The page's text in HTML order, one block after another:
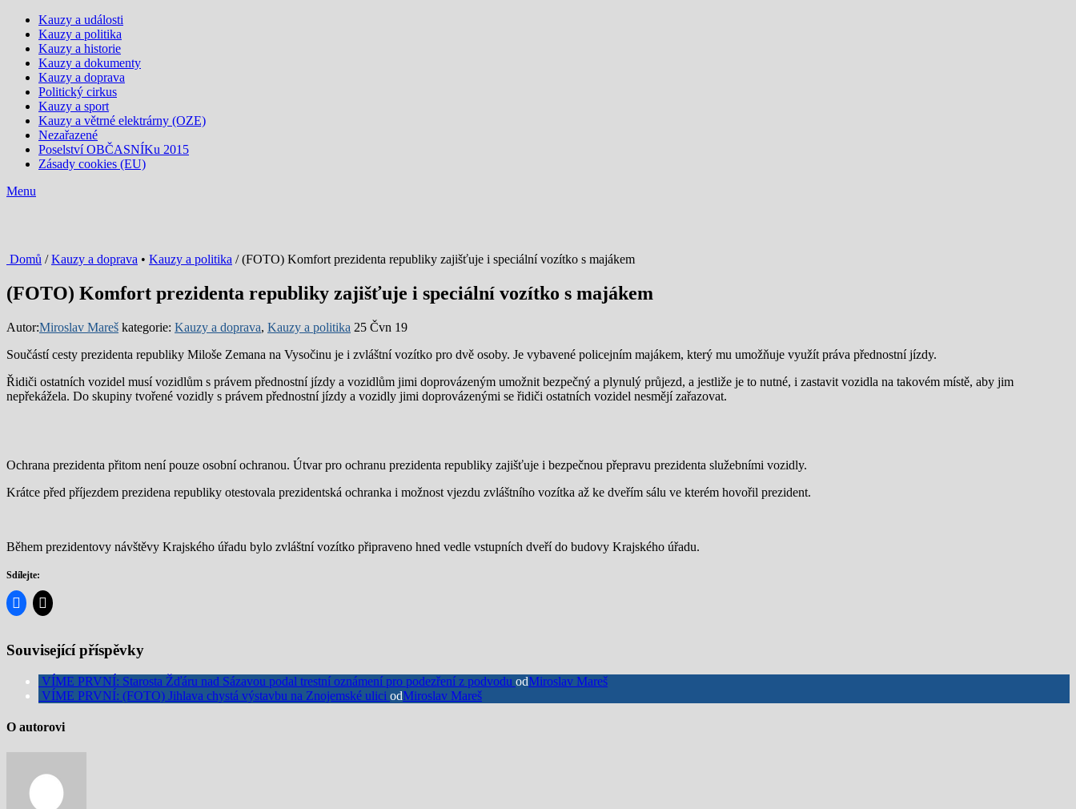
Kauzy a události
Kauzy a politika
Kauzy a historie
Kauzy a dokumenty
Kauzy a doprava
Politický cirkus
Kauzy a sport
Kauzy a větrné elektrárny (OZE)
Nezařazené
Poselství OBČASNÍKu 2015
Zásady cookies (EU)
Menu
Domů /Kauzy a doprava • Kauzy a politika / (FOTO) Komfort prezidenta republiky zajišťuje i speciální vozítko s majákem
(FOTO) Komfort prezidenta republiky zajišťuje i speciální vozítko s majákem
Autor:Miroslav Mareš kategorie: Kauzy a doprava, Kauzy a politika 25 Čvn 19
Součástí cesty prezidenta republiky Miloše Zemana na Vysočinu je i zvláštní vozítko pro dvě osoby. Je vybavené policejním majákem, který mu umožňuje využít práva přednostní jízdy.
Řidiči ostatních vozidel musí vozidlům s právem přednostní jízdy a vozidlům jimi doprovázeným umožnit bezpečný a plynulý průjezd, a jestliže je to nutné, i zastavit vozidla na takovém místě, aby jim
nepřekážela. Do skupiny tvořené vozidly s právem přednostní jízdy a vozidly jimi doprovázenými se řidiči ostatních vozidel nesmějí zařazovat.
Ochrana prezidenta přitom není pouze osobní ochranou. Útvar pro ochranu prezidenta republiky zajišťuje i bezpečnou přepravu prezidenta služebními vozidly.
Krátce před příjezdem prezidena republiky otestovala prezidentská ochranka i možnost vjezdu zvláštního vozítka až ke dveřím sálu ve kterém hovořil prezident.
Během prezidentovy návštěvy Krajského úřadu bylo zvláštní vozítko připraveno hned vedle vstupních dveří do budovy Krajského úřadu.
Sdílejte:
Související příspěvky
VÍME PRVNÍ: Starosta Žďáru nad Sázavou podal trestní oznámení pro podezření z podvodu odMiroslav Mareš
VÍME PRVNÍ: (FOTO) Jihlava chystá výstavbu na Znojemské ulici odMiroslav Mareš
O autorovi